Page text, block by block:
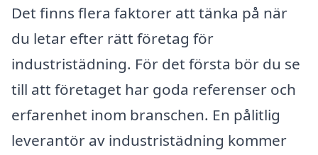
Det finns flera faktorer att tänka på när
du letar efter rätt företag för
industristädning. För det första bör du se
till att företaget har goda referenser och
erfarenhet inom branschen. En pålitlig
leverantör av industristädning kommer